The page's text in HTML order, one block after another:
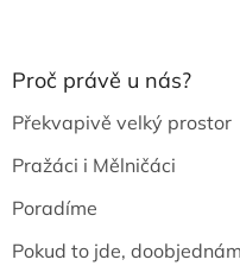
Proč právě u nás?
Překvapivě velký prostor
Pražáci i Mělničáci
Poradíme
Pokud to jde,